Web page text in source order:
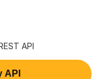
API
API